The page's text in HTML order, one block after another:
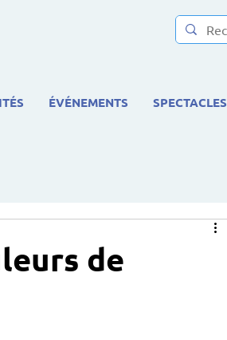
ÉVÉNEMENTS SPECTACLES
de